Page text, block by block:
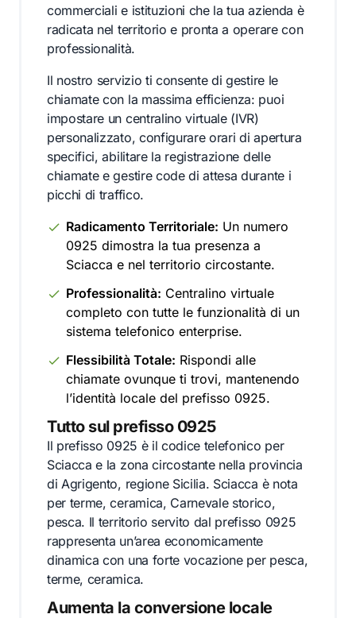
commerciali e istituzioni che la tua azienda è
radicata nel territorio e pronta a operare con
professionalità.
Il nostro servizio ti consente di gestire le
chiamate con la massima efficienza: puoi
impostare un centralino virtuale (IVR)
personalizzato, configurare orari di apertura
specifici, abilitare la registrazione delle
chiamate e gestire code di attesa durante i
picchi di traffico.
Radicamento Territoriale: Un numero
0925 dimostra la tua presenza a
Sciacca e nel territorio circostante.
Professionalità: Centralino virtuale
completo con tutte le funzionalità di un
sistema telefonico enterprise.
Flessibilità Totale: Rispondi alle
chiamate ovunque ti trovi, mantenendo
l’identità locale del prefisso 0925.
Tutto sul prefisso 0925
Il prefisso 0925 è il codice telefonico per
Sciacca e la zona circostante nella provincia
di Agrigento, regione Sicilia. Sciacca è nota
per terme, ceramica, Carnevale storico,
pesca. Il territorio servito dal prefisso 0925
rappresenta un’area economicamente
dinamica con una forte vocazione per pesca,
terme, ceramica.
Aumenta la conversione locale